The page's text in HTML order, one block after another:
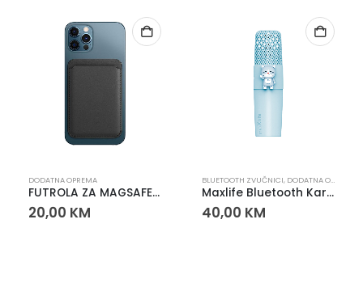
DODATNA OPREMA
FUTROLA ZA MAGSAFE PUNJAČ
20,00 KM
BLUETOOTH ZVUČNICI, DODATNA OPREMA
Maxlife Bluetooth Karaoke Mikrofon sa Zvučnikom Plavi
40,00 KM